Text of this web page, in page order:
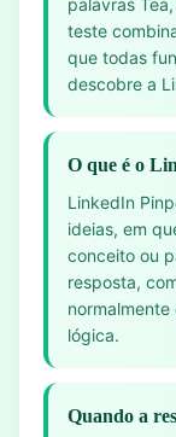
palavras
teste
que todas
descobre a
O que é o
LinkedIn
ideias, em
conceito ou
resposta,
lógica.
Quando a